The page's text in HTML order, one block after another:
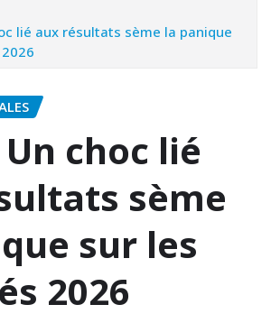
lié aux résultats sème la panique
choc lié
sème
sur les
2026